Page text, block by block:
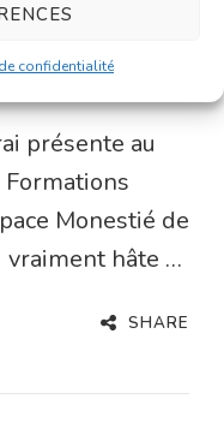
confidentialité
– Jeudi 19
présente au
Monestié de
vraiment hâte …
SHARE